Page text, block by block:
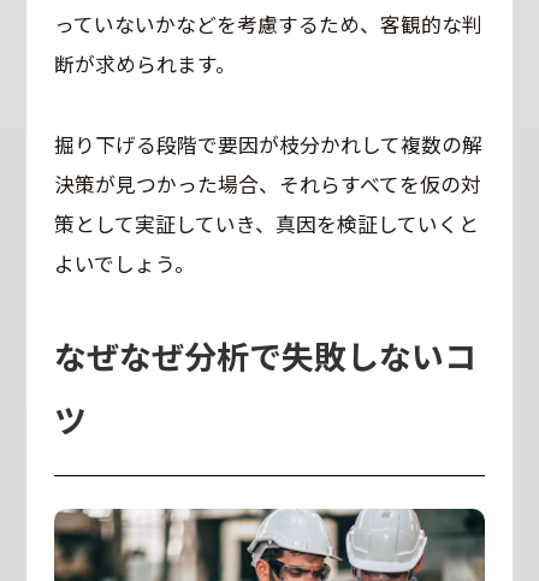
っていないかなどを考慮するため、客観的な判
断が求められます。
掘り下げる段階で要因が枝分かれして複数の解
決策が見つかった場合、それらすべてを仮の対
策として実証していき、真因を検証していくと
よいでしょう。
なぜなぜ分析で失敗しないコ
ツ